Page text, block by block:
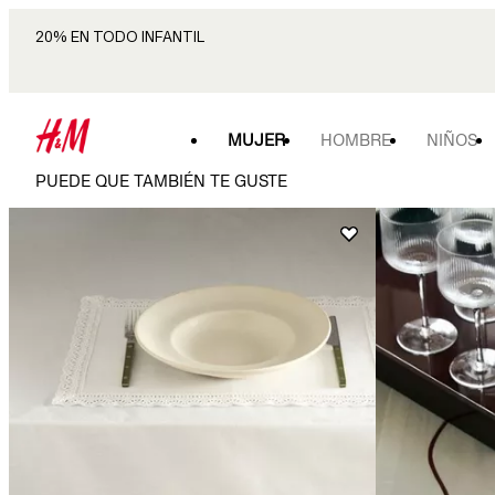
20% EN TODO INFANTIL
MUJER HOMBRE NIÑOS
PUEDE QUE TAMBIÉN TE GUSTE